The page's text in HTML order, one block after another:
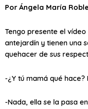
Por Ángela María
Tengo presente el
antejardín y tienen una
quehacer de sus
-¿Y tú mamá qué hace?
-Nada, ella se la pasa